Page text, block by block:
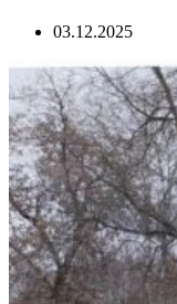
03.12.2025